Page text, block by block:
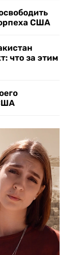
США
что за этим